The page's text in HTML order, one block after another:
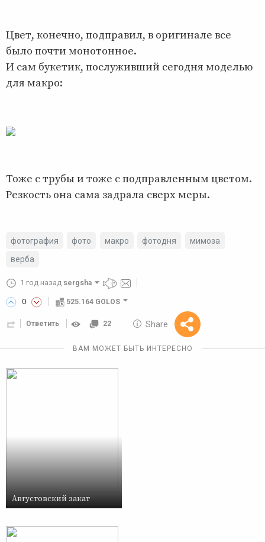
Цвет, конечно, подправил, в оригинале все
было почти монотонное.
И сам букетик, послуживший сегодня моделью
для макро:
Тоже с трубы и тоже с подправленным цветом.
Резкость она сама задрала сверх меры.
фотография фото макро фотодня
мимоза
верба
1 год назад sergsha
0 525.164 GOLOS
Ответить 22 Share
Reward
10 GOLOS
ВАМ МОЖЕТ БЫТЬ ИНТЕРЕСНО
Августовский закат